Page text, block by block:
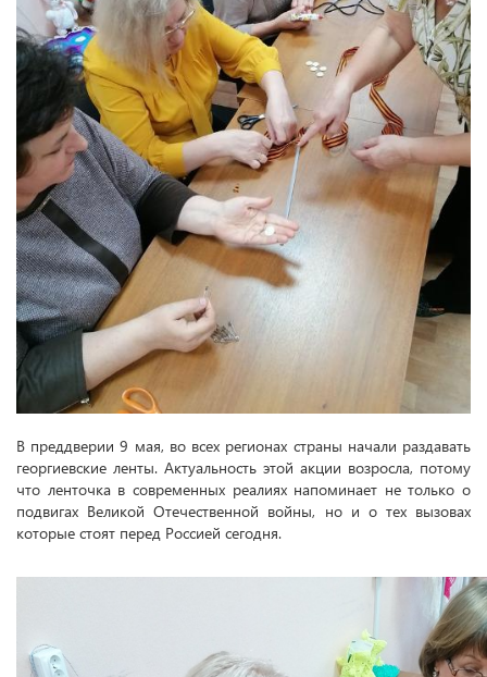
В преддверии 9 мая, во всех регионах страны начали раздавать
георгиевские ленты. Актуальность этой акции возросла, потому
что ленточка в современных реалиях напоминает не только о
подвигах Великой Отечественной войны, но и о тех вызовах
которые стоят перед Россией сегодня.